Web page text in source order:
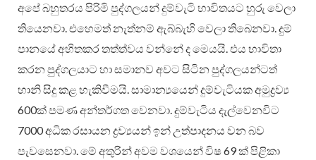
අපේ බහුතරය පිරිමි පුද්ගලයන් දුම්වැටි භාවිතයට හුරු වෙලා
තියෙනවා. එහෙමත් නැත්නම් ඇබ්බැහි වෙලා තිබෙනවා. දුම්
පානයේ අහිතකර තත්ත්වය වන්නේ ද මෙයයි. එය භාවිතා
කරන පුද්ගලයාට හා සමානව අවට සිටින පුද්ගලයන්ටත්
හානි සිදු කළ හැකිවීමයි. සාමාන්‍යයෙන් දුම්වැටියක අමුද්‍රව්‍ය
600ක් පමණ අන්තර්ගත වෙනවා. දුම්වැටිය දැල්වෙනවිට
7000 අධික රසායන ද්‍රව්‍යයන් ඉන් උත්පාදනය වන බව
පැවසෙනවා. මේ අතුරින් අවම වශයෙන් විෂ 69 ක් පිළිකා